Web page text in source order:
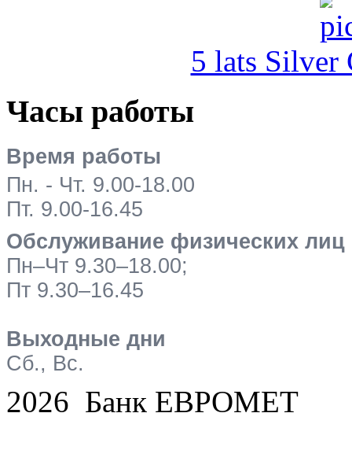
5 lats Silver
Часы работы
Время работы
Пн. - Чт. 9.00-18.00
Пт. 9.00-16.45
Обслуживание физических лиц
Пн–Чт 9.30–18.00;
Пт 9.30–16.45
Выходные дни
Сб., Вс.
2026 Банк ЕВРОМЕТ